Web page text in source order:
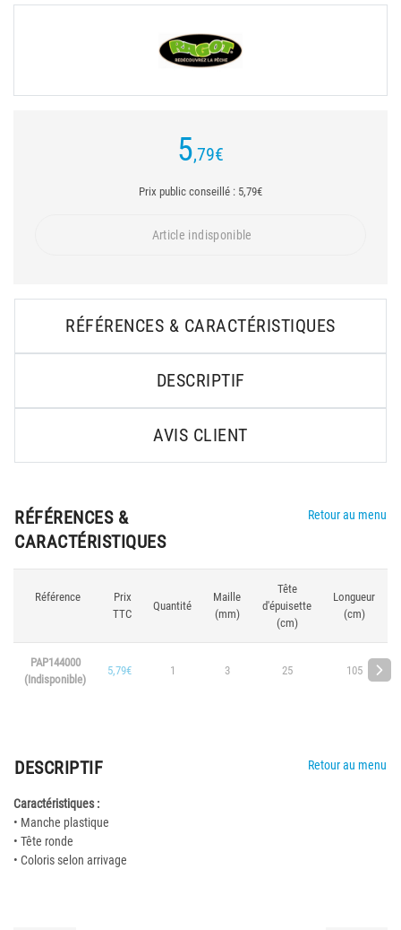
5,79€
Prix public conseillé : 5,79€
Article indisponible
RÉFÉRENCES & CARACTÉRISTIQUES
DESCRIPTIF
AVIS CLIENT
RÉFÉRENCES &
CARACTÉRISTIQUES
Retour au menu
Référence
Prix
TTC
Quantité
Maille
(mm)
Tête
d'épuisette
(cm)
Longueur
(cm)
PAP144000
(Indisponible)
5,79€ 1 3 25 105
DESCRIPTIF Retour au menu
Caractéristiques :
• Manche plastique
• Tête ronde
• Coloris selon arrivage